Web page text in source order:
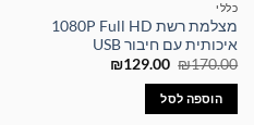
כללי
מצלמת רשת 1080P Full HD
איכותית עם חיבור USB
₪170.00
המחיר
היה:
₪170.00.
₪129.00
המחיר
הוספה לסל